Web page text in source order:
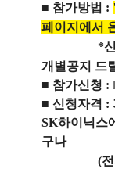
■ 참가방법 :
페이지에서
*신청자
개별공지 드
■ 참가신청 :
■ 신청자격 :
SK하이닉스
구나
(전자전